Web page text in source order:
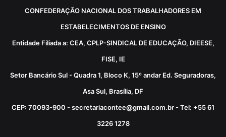
CONFEDERAÇÃO NACIONAL DOS TRABALHADORES EM
ESTABELECIMENTOS DE ENSINO
Entidade Filiada a: CEA, CPLP-SINDICAL DE EDUCAÇÃO, DIEESE,
FISE, IE
Setor Bancário Sul - Quadra 1, Bloco K, 15º andar Ed. Seguradoras,
Asa Sul, Brasília, DF
CEP: 70093-900 - secretariacontee@gmail.com.br - Tel: +55 61
3226 1278